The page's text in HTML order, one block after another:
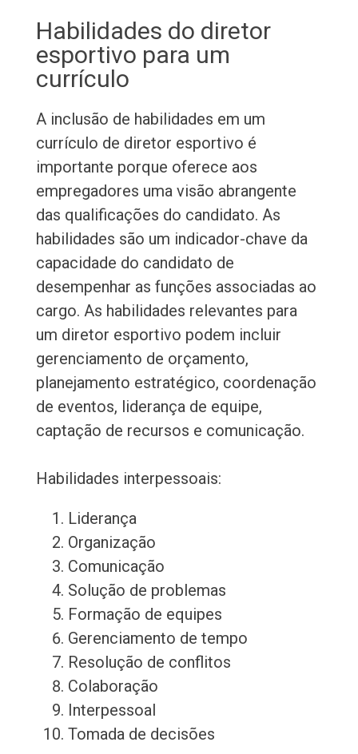
Habilidades do diretor
esportivo para um
currículo
A inclusão de habilidades em um
currículo de diretor esportivo é
importante porque oferece aos
empregadores uma visão abrangente
das qualificações do candidato. As
habilidades são um indicador-chave da
capacidade do candidato de
desempenhar as funções associadas ao
cargo. As habilidades relevantes para
um diretor esportivo podem incluir
gerenciamento de orçamento,
planejamento estratégico, coordenação
de eventos, liderança de equipe,
captação de recursos e comunicação.
Habilidades interpessoais:
Liderança
Organização
Comunicação
Solução de problemas
Formação de equipes
Gerenciamento de tempo
Resolução de conflitos
Colaboração
Interpessoal
Tomada de decisões